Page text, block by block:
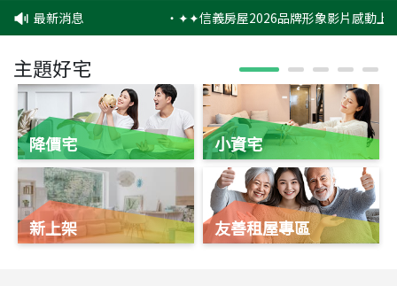
最新消息 ‧✦✦信義房屋2026品牌形象影片感動上
主題好宅
降價宅
新上架
小資宅
友善租屋專區